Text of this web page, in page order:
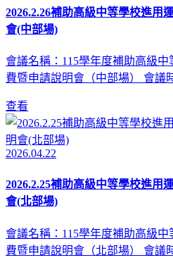
2026.2.26補助高級中等學校進用
會(中部場)
會議名稱：115學年度補助高級
費暨申請說明會（中部場） 會議
查看
2026.04.22
2026.2.25補助高級中等學校進用
會(北部場)
會議名稱：115學年度補助高級
費暨申請說明會（北部場） 會議